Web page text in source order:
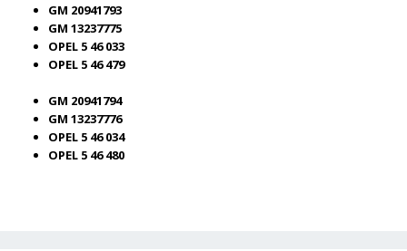
GM 20941793
GM 13237775
OPEL 5 46 033
OPEL 5 46 479
GM 20941794
GM 13237776
OPEL 5 46 034
OPEL 5 46 480